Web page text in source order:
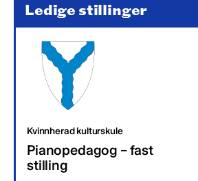
Ledige stillinger
Kvinnherad kulturskule
Pianopedagog – fast
stilling